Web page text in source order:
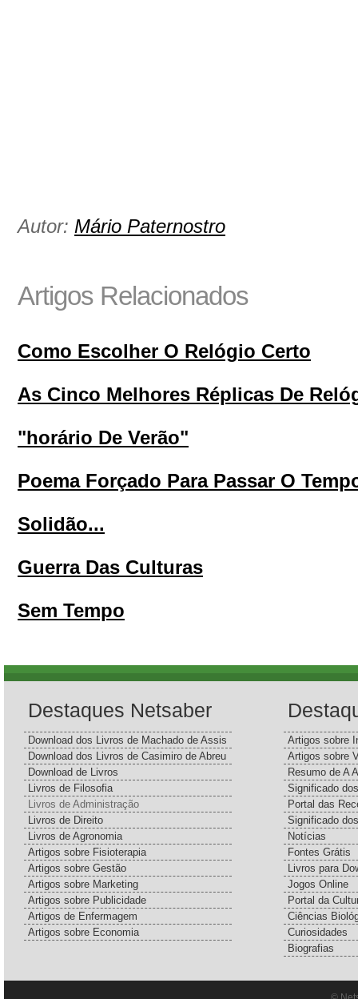
Autor: Mário Paternostro
Artigos Relacionados
Como Escolher O Relógio Certo
As Cinco Melhores Réplicas De
"horário De Verão"
Poema Forçado Para Passar O
Solidão...
Guerra Das Culturas
Sem Tempo
Destaques Netsaber
Download dos Livros de Machado de Assis
Download dos Livros de Casimiro de Abreu
Download de Livros
Livros de Filosofia
Livros de Administração
Livros de Direito
Livros de Agronomia
Artigos sobre Fisioterapia
Artigos sobre Gestão
Artigos sobre Marketing
Artigos sobre Publicidade
Artigos de Enfermagem
Artigos sobre Economia
Artigos sobre
Artigos sobre
Resumo de A
Significado
Portal das
Significado
Notícias
Fontes Grátis
Livros para
Jogos Online
Portal da
Ciências
Curiosidades
Biografias